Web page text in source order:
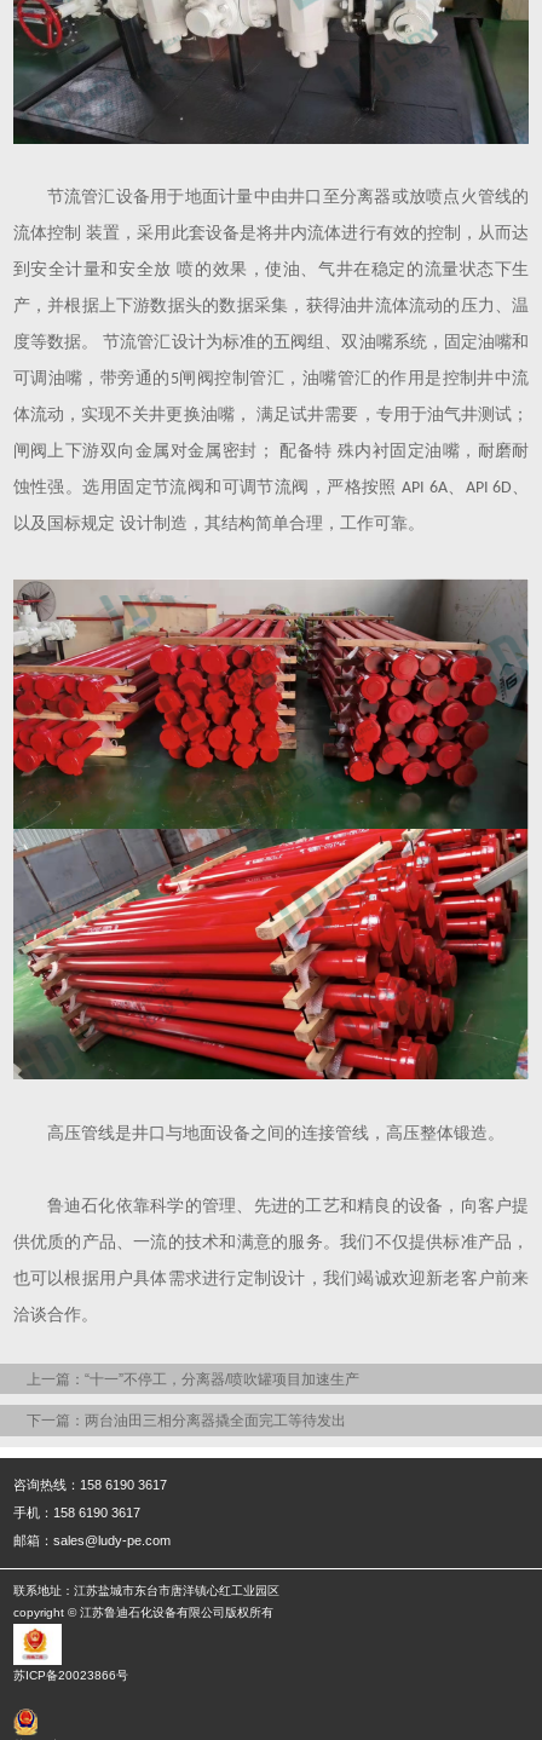
节流管汇设备用于地面计量中由井口至分离器或放喷点火管线的
流体控制 装置，采用此套设备是将井内流体进行有效的控制，从而达
到安全计量和安全放 喷的效果，使油、气井在稳定的流量状态下生
产，并根据上下游数据头的数据采集，获得油井流体流动的压力、温
度等数据。 节流管汇设计为标准的五阀组、双油嘴系统，固定油嘴和
可调油嘴，带旁通的 5闸阀控制管汇，油嘴管汇的作用是控制井中流
体流动，实现不关井更换油嘴， 满足试井需要，专用于油气井测试；
闸阀上下游双向金属对金属密封； 配备特 殊内衬固定油嘴，耐磨耐
蚀性强。选用固定节流阀和可调节流阀，严格按照API 6A、 API 6D 、
以及国标规定 设计制造，其结构简单合理，工作可靠。
高压管线是井口与地面设备之间的连接管线，高压整体锻造。
鲁迪石化依靠科学的管理、先进的工艺和精良的设备，向客户提
供优质的产品、一流的技术和满意的服务。我们不仅提供标准产品，
也可以根据用户具体需求进行定制设计，我们竭诚欢迎新老客户前来
洽谈合作。
上一篇：“十一”不停工，分离器/喷吹罐项目加速生产
下一篇：两台油田三相分离器撬全面完工等待发出
咨询热线：158 6190 3617
手机：158 6190 3617
邮箱：sales@ludy-pe.com
联系地址：江苏盐城市东台市唐洋镇心红工业园区
copyright © 江苏鲁迪石化设备有限公司版权所有
苏ICP备20023866号